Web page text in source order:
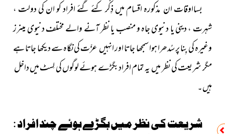
بسااوقات ان مذکورہ اقسام میں ذِکْر کئے گئے افراد کو ان کی دولت ،
شہرت ، دینی یا دنیوی جاہ و منصب یا نظر آنے والے مختلف دنیوی مینرز
وغیرہ کی بِنا پر سُدھرا ہوا سمجھا جاتا اور انہیں عزّت کی نگاہ سے دیکھا جاتا ہے
مگر شریعت کی نظر میں یہ تمامافرادبگڑے ہوئے لوگوں کی لِسٹ میں داخل
ہیں۔
شریعت کی نظر میں بگڑے ہوئے چند افراد :